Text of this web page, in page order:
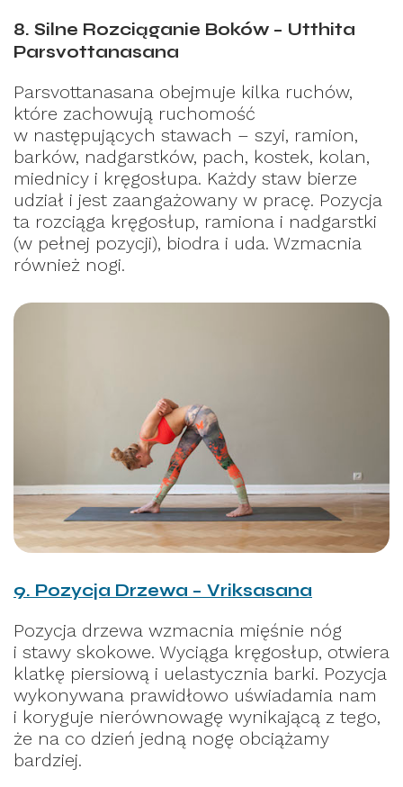
8. Silne Rozciąganie Boków – Utthita
Parsvottanasana
Parsvottanasana obejmuje kilka ruchów,
które zachowują ruchomość
w następujących stawach – szyi, ramion,
barków, nadgarstków, pach, kostek, kolan,
miednicy i kręgosłupa. Każdy staw bierze
udział i jest zaangażowany w pracę. Pozycja
ta rozciąga kręgosłup, ramiona i nadgarstki
(w pełnej pozycji), biodra i uda. Wzmacnia
również nogi.
9. Pozycja Drzewa – Vriksasana
Pozycja drzewa wzmacnia mięśnie nóg
i stawy skokowe. Wyciąga kręgosłup, otwiera
klatkę piersiową i uelastycznia barki. Pozycja
wykonywana prawidłowo uświadamia nam
i koryguje nierównowagę wynikającą z tego,
że na co dzień jedną nogę obciążamy
bardziej.